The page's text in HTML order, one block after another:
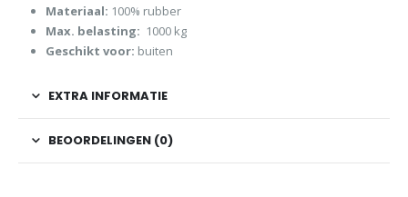
Materiaal: 100% rubber
Max. belasting: 1000 kg
Geschikt voor: buiten
EXTRA INFORMATIE
BEOORDELINGEN (0)